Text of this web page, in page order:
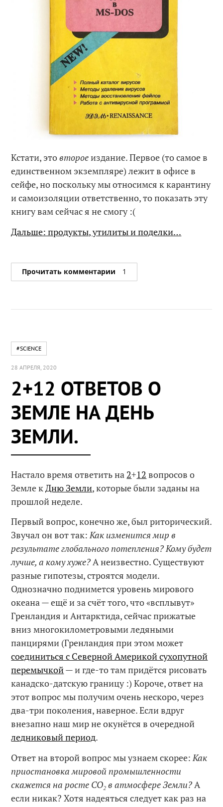
Кстати, этовтороеиздание. Первое (то самое в
единственном экземпляре) лежит в офисе в
сейфе, но поскольку мы относимся к карантину
и самоизоляции ответственно, то показать эту
книгу вам сейчас я не смогу :(
Дальше: продукты, утилиты и поделки…
Прочитать комментарии 1
#SCIENCE
28 АПРЕЛЯ, 2020
2+12 ОТВЕТОВ О
ЗЕМЛЕ НА ДЕНЬ
ЗЕМЛИ.
Настало время ответить на 2+12 вопросов о
Земле к Дню Земли, которые были заданы на
прошлой неделе.
Первый вопрос, конечно же, был риторический.
Звучал он вот так:Как изменится мир в
результате глобального потепления? Кому будет
лучше, а кому хуже?А неизвестно. Существуют
разные гипотезы, строятся модели.
Однозначно поднимется уровень мирового
океана — ещё и за счёт того, что «всплывут»
Гренландия и Антарктида, сейчас прижатые
вниз многокилометровыми ледяными
панцирями (Гренландия при этом может
соединиться с Северной Америкой сухопутной
перемычкой— и где-то там придётся рисовать
канадско-датскую границу :) Короче, ответ на
этот вопрос мы получим очень нескоро, через
два-три поколения, наверное. Если вдруг
внезапно наш мир не окунётся в очередной
ледниковый период.
Ответ на второй вопрос мы узнаем скорее: Как
приостановка мировой промышленности
скажется на росте CO₂ в атмосфере Земли? А
если никак? Хотя надеяться следует как раз на